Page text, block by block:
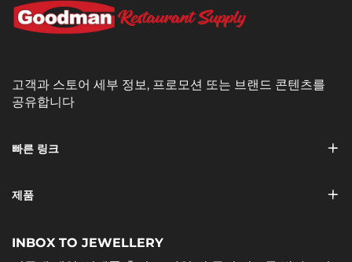
고객과 스토어 세부 정보, 프로모션 또는 브랜드 콘텐츠를
공유합니다
빠른 링크
제품
INBOX TO JEWELLERY